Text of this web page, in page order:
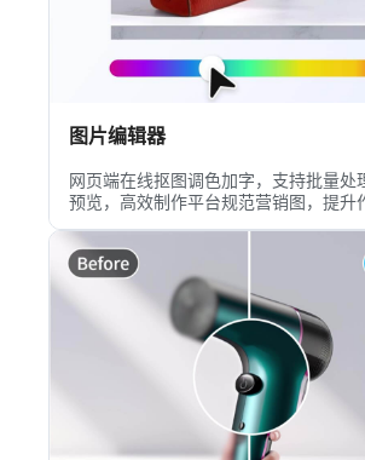
图片编辑器
网页端在线抠图调色加字，支持批量处
预览，高效制作平台规范营销图，提升